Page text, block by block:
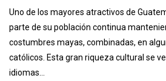
Uno de los mayores atractivos de
parte de su población continua
costumbres mayas, combinadas, en
católicos. Esta gran riqueza cultural se
idiomas…